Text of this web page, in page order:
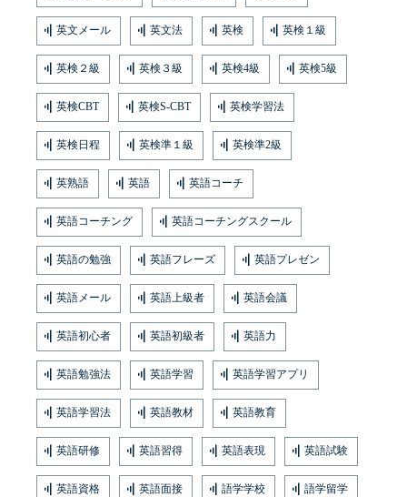
英文メール 英文法 英検 英検１級
英検２級 英検３級 英検4級 英検5級
英検CBT 英検S-CBT 英検学習法
英検日程 英検準１級 英検準2級
英熟語 英語 英語コーチ
英語コーチング 英語コーチングスクール
英語の勉強 英語フレーズ 英語プレゼン
英語メール 英語上級者 英語会議
英語初心者 英語初級者 英語力
英語勉強法 英語学習 英語学習アプリ
英語学習法 英語教材 英語教育
英語研修 英語習得 英語表現 英語試験
英語資格 英語面接 語学学校 語学留学